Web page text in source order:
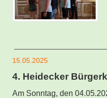
15.05.2025
4. Heidecker
Am Sonntag, den